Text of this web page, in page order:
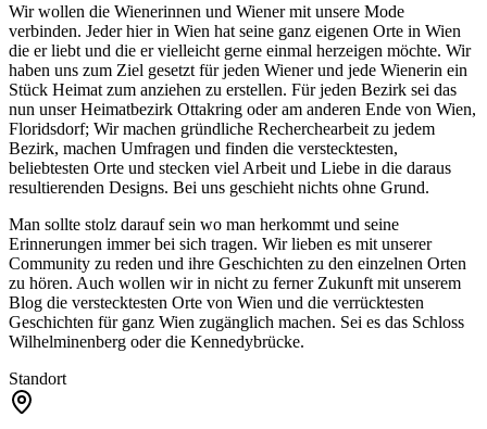
Wir wollen die Wienerinnen und Wiener mit unsere Mode
verbinden. Jeder hier in Wien hat seine ganz eigenen Orte in Wien
die er liebt und die er vielleicht gerne einmal herzeigen möchte. Wir
haben uns zum Ziel gesetzt für jeden Wiener und jede Wienerin ein
Stück Heimat zum anziehen zu erstellen. Für jeden Bezirk sei das
nun unser Heimatbezirk Ottakring oder am anderen Ende von Wien,
Floridsdorf; Wir machen gründliche Recherchearbeit zu jedem
Bezirk, machen Umfragen und finden die verstecktesten,
beliebtesten Orte und stecken viel Arbeit und Liebe in die daraus
resultierenden Designs. Bei uns geschieht nichts ohne Grund.
Man sollte stolz darauf sein wo man herkommt und seine
Erinnerungen immer bei sich tragen. Wir lieben es mit unserer
Community zu reden und ihre Geschichten zu den einzelnen Orten
zu hören. Auch wollen wir in nicht zu ferner Zukunft mit unserem
Blog die verstecktesten Orte von Wien und die verrücktesten
Geschichten für ganz Wien zugänglich machen. Sei es das Schloss
Wilhelminenberg oder die Kennedybrücke.
Standort